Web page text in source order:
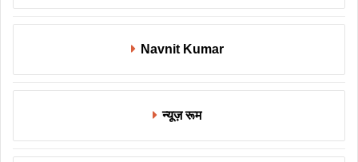
Navnit Kumar
न्यूज़ रूम